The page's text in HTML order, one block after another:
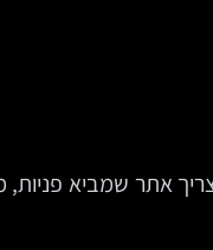
אתר שמביא